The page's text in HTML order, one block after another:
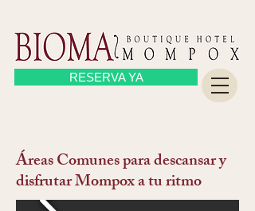
RESERVA YA
Áreas Comunes para descansar y
disfrutar Mompox a tu ritmo